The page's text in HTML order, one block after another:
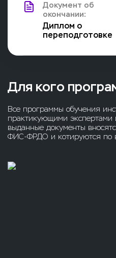
Документ об
окончании:
Диплом о
переподготовке
Для кого
Все программы обучения
практикующими экспертами
выданные документы
ФИС-ФРДО и котируются по